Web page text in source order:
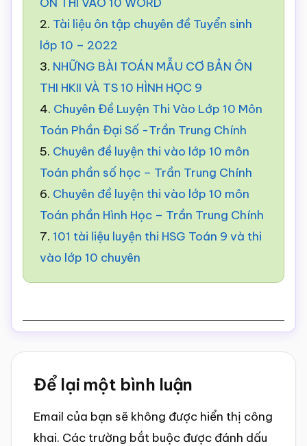
2. Tài liệu ôn tập chuyên đề Tuyển sinh
lớp 10 – 2022
3. NHỮNG BÀI TOÁN MẪU CƠ BẢN ÔN
THI HKII VÀ TS 10 HÌNH HỌC 9
4. Chuyên Đề Luyện Thi Vào Lớp 10 Môn
Toán Phần Đại Số -Trần Trung Chính
5. Chuyên đề luyện thi vào lớp 10 môn
Toán phần số học – Trần Trung Chính
6. Chuyên đề luyện thi vào lớp 10 môn
Toán phần Hình Học – Trần Trung Chính
7. 101 tài liệu luyện thi HSG Toán 9 và thi
vào lớp 10 chuyên
Reader
Interactions
Để lại một bình luận
Email của bạn sẽ không được hiển thị công
khai. Các trường bắt buộc được đánh dấu